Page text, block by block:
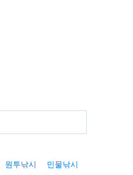
원투낚시 민물낚시